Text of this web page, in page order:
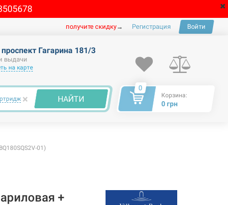
получите скидку→ Регистрация Войти
Гагарина 181/3
выдачи
на карте
× НАЙТИ
0
Корзина:
0 грн
01)
+